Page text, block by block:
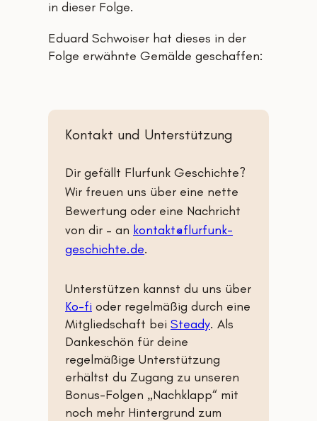
in dieser Folge.
Eduard Schwoiser hat dieses in der
Folge erwähnte Gemälde geschaffen:
Kontakt und Unterstützung
Dir gefällt Flurfunk Geschichte?
Wir freuen uns über eine nette
Bewertung oder eine Nachricht
von dir – an kontakt@flurfunk-
geschichte.de.
Unterstützen kannst du uns über
Ko-fi oder regelmäßig durch eine
Mitgliedschaft bei Steady. Als
Dankeschön für deine
regelmäßige Unterstützung
erhältst du Zugang zu unseren
Bonus-Folgen „Nachklapp“ mit
noch mehr Hintergrund zum